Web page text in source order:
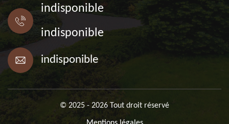
indisponible
indisponible
indisponible
© 2025 - 2026 Tout droit réservé